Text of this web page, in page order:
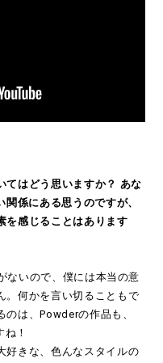
てはどう思いますか？ あな
係にある思うのですが、
を感じることはあります
ないので、僕には本当の意
。何かを言い切ることもで
は、Powderの作品も、
！
好きな、色んなスタイルの